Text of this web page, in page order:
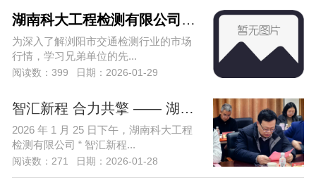
湖南科大工程检测有限公司赴浏阳市宏达
为深入了解浏阳市交通检测行业的市场
行情，学习兄弟单位的先...
阅读数：399 日期：2026-01-29
智汇新程 合力共擎 —— 湖南科大工程检
2026 年 1 月 25 日下午，湖南科大工程
检测有限公司 “ 智汇新程...
阅读数：271 日期：2026-01-28